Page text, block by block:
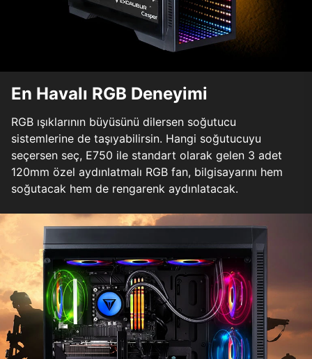
En Havalı RGB Deneyimi
RGB ışıklarının büyüsünü dilersen soğutucu
sistemlerine de taşıyabilirsin. Hangi soğutucuyu
seçersen seç, E750 ile standart olarak gelen 3 adet
120mm özel aydınlatmalı RGB fan, bilgisayarını hem
soğutacak hem de rengarenk aydınlatacak.